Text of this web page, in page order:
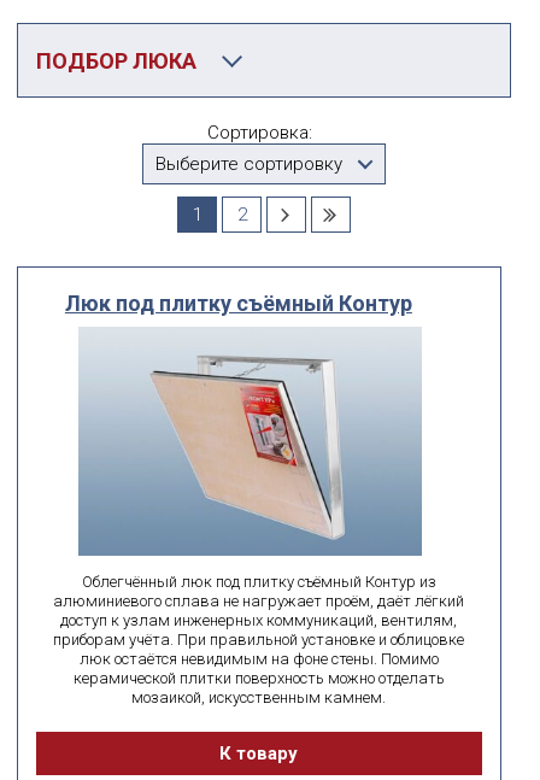
ПОДБОР ЛЮКА
Алюминиевые съемные люки
По посадочному размеру
высота
поиск по id
Сбросить фильтр подобрать
Сортировка:
Выберите сортировку
1 2
Люк под плитку съёмный Контур
Облегчённый люк под плитку съёмный Контур из
алюминиевого сплава не нагружает проём, даёт лёгкий
доступ к узлам инженерных коммуникаций, вентилям,
приборам учёта. При правильной установке и облицовке
люк остаётся невидимым на фоне стены. Помимо
керамической плитки поверхность можно отделать
мозаикой, искусственным камнем.
К товару